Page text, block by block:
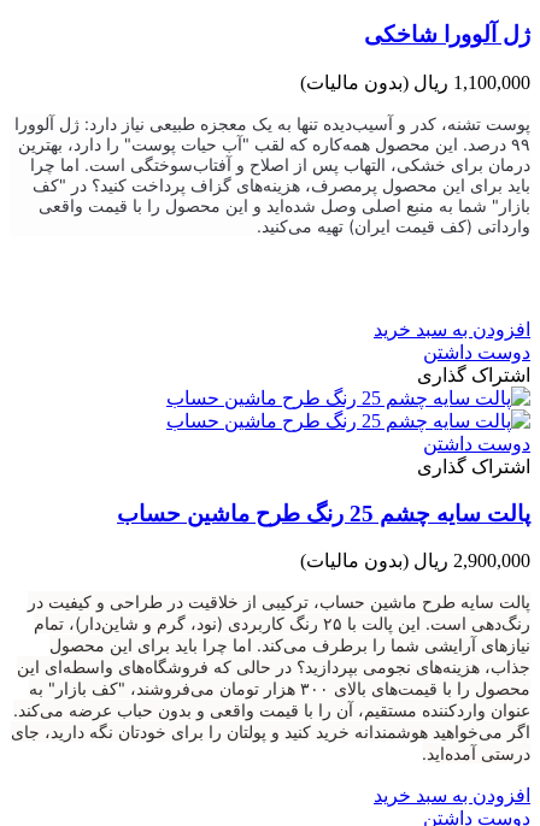
ژل آلوورا شاخکی
1,100,000 ریال
(بدون مالیات)
پوست تشنه، کدر و آسیب‌دیده تنها به یک معجزه طبیعی نیاز دارد: ژل آلوورا
۹۹ درصد. این محصول همه‌کاره که لقب "آب حیات پوست" را دارد، بهترین
درمان برای خشکی، التهاب پس از اصلاح و آفتاب‌سوختگی است. اما چرا
باید برای این محصول پرمصرف، هزینه‌های گزاف پرداخت کنید؟ در "کف
بازار" شما به منبع اصلی وصل شده‌اید و این محصول را با قیمت واقعی
وارداتی (کف قیمت ایران) تهیه می‌کنید.
افزودن به سبد خرید
دوست داشتن
اشتراک گذاری
دوست داشتن
اشتراک گذاری
پالت سایه چشم 25 رنگ طرح ماشین حساب
2,900,000 ریال
(بدون مالیات)
پالت سایه طرح ماشین حساب، ترکیبی از خلاقیت در طراحی و کیفیت در
رنگ‌دهی است. این پالت با ۲۵ رنگ کاربردی (نود، گرم و شاین‌دار)، تمام
نیازهای آرایشی شما را برطرف می‌کند. اما چرا باید برای این محصول
جذاب، هزینه‌های نجومی بپردازید؟ در حالی که فروشگاه‌های واسطه‌ای این
محصول را با قیمت‌های بالای ۳۰۰ هزار تومان می‌فروشند، "کف بازار" به
عنوان واردکننده مستقیم، آن را با قیمت واقعی و بدون حباب عرضه می‌کند.
اگر می‌خواهید هوشمندانه خرید کنید و پولتان را برای خودتان نگه دارید، جای
درستی آمده‌اید.
افزودن به سبد خرید
دوست داشتن